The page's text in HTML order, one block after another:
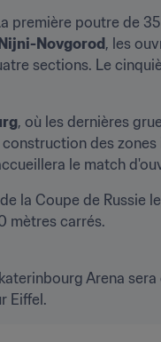
première poutre de
Novgorod, les
sections. Le
, où les dernières
des
le match
la Coupe de Russie
mètres carrés.
Arena sera
Eiffel.